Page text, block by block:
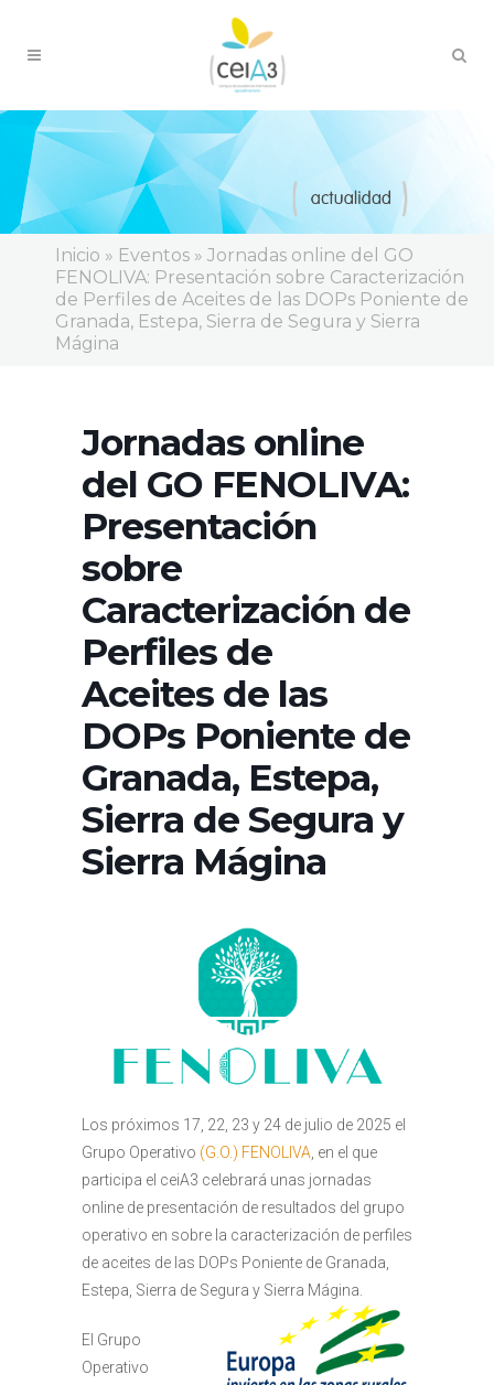
Inicio » Eventos » Jornadas online del GO
FENOLIVA: Presentación sobre Caracterización
de Perfiles de Aceites de las DOPs Poniente de
Granada, Estepa, Sierra de Segura y Sierra
Mágina
Jornadas online
del GO FENOLIVA:
Presentación
sobre
Caracterización de
Perfiles de
Aceites de las
DOPs Poniente de
Granada, Estepa,
Sierra de Segura y
Sierra Mágina
Los próximos 17, 22, 23 y 24 de julio de 2025 el
Grupo Operativo (G.O.) FENOLIVA, en el que
participa el ceiA3 celebrará unas jornadas
online de presentación de resultados del grupo
operativo en sobre la caracterización de perfiles
de aceites de las DOPs Poniente de Granada,
Estepa, Sierra de Segura y Sierra Mágina.
El Grupo
Operativo